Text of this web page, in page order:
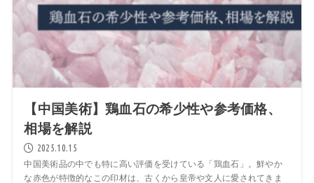
【中国美術】鶏血石の希少性や参考価格、
相場を解説
2025.10.15
中国美術品の中でも特に高い評価を受けている「鶏血石」。鮮やか
な赤色が特徴的なこの印材は、古くから皇帝や文人に愛されてきま